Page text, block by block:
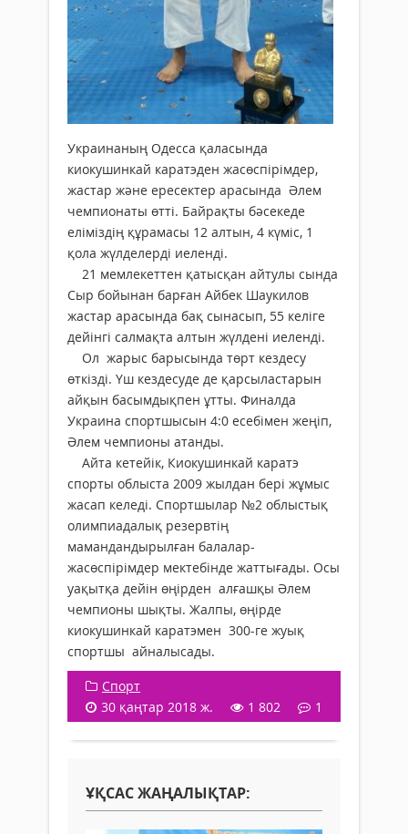
Украинаның Одесса қаласында
киокушинкай каратэден жасөспірімдер,
жастар және ересектер арасында Әлем
чемпионаты өтті. Байрақты бәсекеде
еліміздің құрамасы 12 алтын, 4 күміс, 1
қола жүлделерді иеленді.
21 мемлекеттен қатысқан айтулы сында
Сыр бойынан барған Айбек Шаукилов
жастар арасында бақ сынасып, 55 келіге
дейінгі салмақта алтын жүлдені иеленді.
Ол жарыс барысында төрт кездесу
өткізді. Үш кездесуде де қарсыластарын
айқын басымдықпен ұтты. Финалда
Украина спортшысын 4:0 есебімен жеңіп,
Әлем чемпионы атанды.
Айта кетейік, Киокушинкай каратэ
спорты облыста 2009 жылдан бері жұмыс
жасап келеді. Спортшылар №2 облыстық
олимпиадалық резервтің
мамандандырылған балалар-
жасөспірімдер мектебінде жаттығады. Осы
уақытқа дейін өңірден алғашқы Әлем
чемпионы шықты. Жалпы, өңірде
киокушинкай каратэмен 300-ге жуық
спортшы айналысады.
Спорт
30 қаңтар 2018 ж.
1 802 1
ҰҚСАС ЖАҢАЛЫҚТАР: